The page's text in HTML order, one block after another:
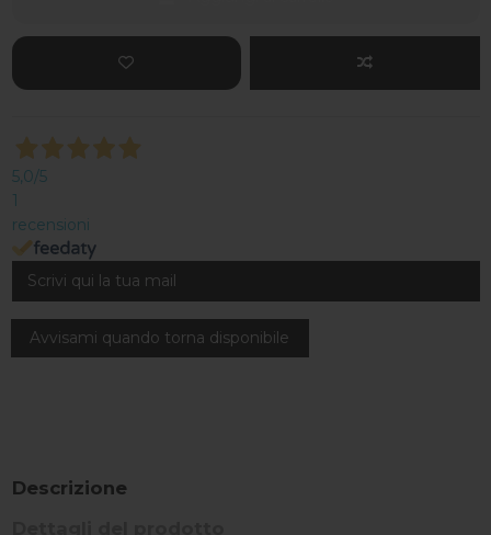
5,0/5
1
recensioni
Descrizione